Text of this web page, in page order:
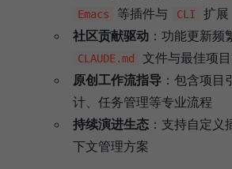
Emacs 等插件与 CLI
扩展
社区贡献驱动 ：功能更新频
CLAUDE.md
文件与最佳项
原创工作流指导 ：包含项目
计、任务管理等专业流程
持续演进生态 ：支持自定义
下文管理方案